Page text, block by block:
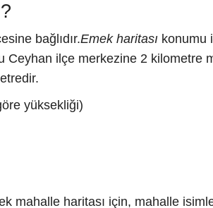
bağlıdır.Emek haritası konumu
Ceyhan ilçe merkezine 2 kilometre
yüksekliği)
mahalle haritası için, mahalle